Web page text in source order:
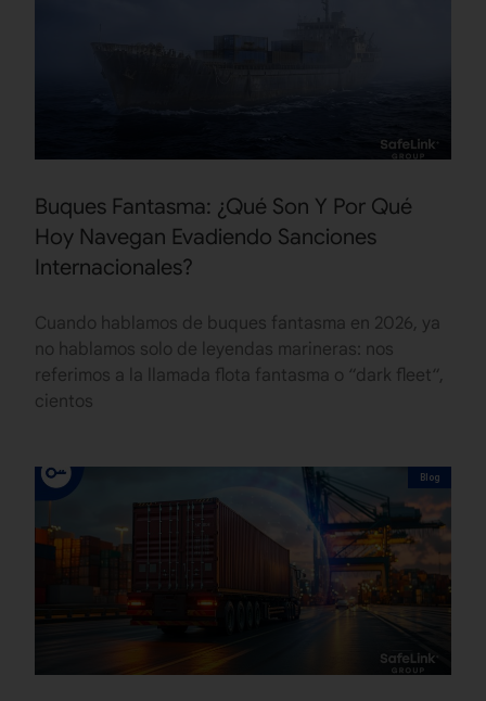
Buques Fantasma: ¿Qué Son Y Por Qué
Hoy Navegan Evadiendo Sanciones
Internacionales?
Cuando hablamos de buques fantasma en 2026, ya
no hablamos solo de leyendas marineras: nos
referimos a la llamada flota fantasma o “dark fleet“,
cientos
Blog